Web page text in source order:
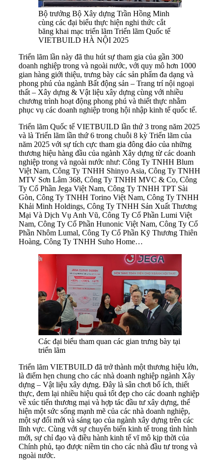
Bộ trưởng Bộ Xây dựng Trần Hồng Minh
cùng các đại biểu thực hiện nghi thức cắt
băng khai mạc triển lãm Triển lãm Quốc tế
VIETBUILD HÀ NỘI 2025
Triển lãm lần này đã thu hút sự tham gia của gần 300
doanh nghiệp trong và ngoài nước, với quy mô hơn 1000
gian hàng giới thiệu, trưng bày các sản phẩm đa dạng và
phong phú của ngành Bất động sản – Trang trí nội ngoại
thất – Xây dựng & Vật liệu xây dựng cùng với nhiều
chương trình hoạt động phong phú và thiết thực nhằm
phục vụ các doanh nghiệp trong hội nhập kinh tế quốc tế.
Triển lãm Quốc tế VIETBUILD lần thứ 3 trong năm 2025
và là Triển lãm lần thứ 6 trong chuỗi 8 kỳ Triển lãm của
năm 2025 với sự tích cực tham gia đông đảo của những
thương hiệu hàng đầu của ngành Xây dựng từ các doanh
nghiệp trong và ngoài nước như: Công Ty TNHH Blum
Việt Nam, Công Ty TNHH Shinyo Asia, Công Ty TNHH
MTV Sơn Lâm 368, Công Ty TNHH MVC & Co, Công
Ty Cổ Phần Jega Việt Nam, Công Ty TNHH TPT Sài
Gòn, Công Ty TNHH Torino Việt Nam, Công Ty TNHH
Khải Minh Holdings, Công Ty TNHH Sản Xuất Thương
Mại Và Dịch Vụ Anh Vũ, Công Ty Cổ Phần Lumi Việt
Nam, Công Ty Cổ Phần Hunonic Việt Nam, Công Ty Cổ
Phần Nhôm Lumal, Công Ty Cổ Phần Kỹ Thương Thiên
Hoàng, Công Ty TNHH Suho Home…
Các đại biểu tham quan các gian trưng bày tại
triển lãm
Triển lãm VIETBUILD đã trở thành một thương hiệu lớn,
là điểm hẹn chung cho các nhà doanh nghiệp ngành Xây
dựng – Vật liệu xây dựng. Đây là sân chơi bổ ích, thiết
thực, đem lại nhiều hiệu quả tốt đẹp cho các doanh nghiệp
về xúc tiến thương mại và hợp tác đầu tư xây dựng, thể
hiện một sức sống mạnh mẽ của các nhà doanh nghiệp,
một sự đổi mới và sáng tạo của ngành xây dựng trên các
lĩnh vực. Cùng với sự chuyển biến kinh tế trong tình hình
mới, sự chỉ đạo và điều hành kinh tế vĩ mô kịp thời của
Chính phủ, tạo được niềm tin cho các nhà đầu tư trong và
ngoài nước.